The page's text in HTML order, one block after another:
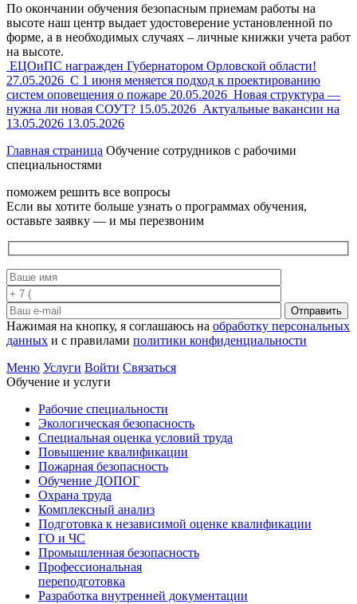
По окончании обучения безопасным приемам работы на
высоте наш центр выдает удостоверение установленной по
форме, а в необходимых случаях – личные книжки учета работ
на высоте.
ЕЦОиПС награжден Губернатором Орловской области!
27.05.2026 С 1 июня меняется подход к проектированию
систем оповещения о пожаре 20.05.2026 Новая структура —
нужна ли новая СОУТ? 15.05.2026 Актуальные вакансии на
13.05.2026 13.05.2026
Главная страница Обучение сотрудников с рабочими
специальностями
поможем решить все вопросы
Если вы хотите больше узнать о программах обучения,
оставьте заявку — и мы перезвоним
Отправить
Нажимая на кнопку, я соглашаюсь на обработку персональных
данных и с правилами политики конфиденциальности
Меню Услуги Войти Связаться
Обучение и услуги
Рабочие специальности
Экологическая безопасность
Специальная оценка условий труда
Повышение квалификации
Пожарная безопасность
Обучение ДОПОГ
Охрана труда
Комплексный анализ
Подготовка к независимой оценке квалификации
ГО и ЧС
Промышленная безопасность
Профессиональная
переподготовка
Разработка внутренней документации